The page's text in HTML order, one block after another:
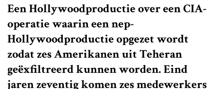
Een Hollywoodproductie over een CIA-
operatie waarin een nep-
Hollywoodproductie opgezet wordt
zodat zes Amerikanen uit Teheran
geëxfiltreerd kunnen worden. Eind
jaren zeventig komen zes medewerkers